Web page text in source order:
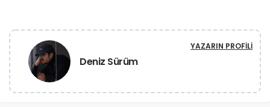
Deniz Sürüm
YAZARIN PROFILI